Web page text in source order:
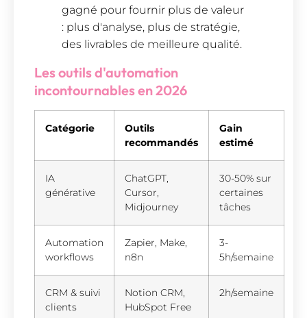
gagné pour fournir plus de valeur
: plus d'analyse, plus de stratégie,
des livrables de meilleure qualité.
Les outils d'automation
incontournables en 2026
Catégorie
Outils
recommandés
Gain
estimé
IA
générative
ChatGPT,
Cursor,
Midjourney
30-50% sur
certaines
tâches
Automation
workflows
Zapier, Make,
n8n
3-
5h/semaine
CRM & suivi
clients
Notion CRM,
HubSpot Free
2h/semaine